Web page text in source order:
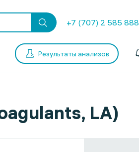
+7 (707) 2 585 888
Результаты анализов
LA)